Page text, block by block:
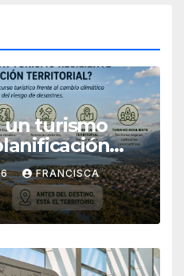
un turismo
FRANCISCA